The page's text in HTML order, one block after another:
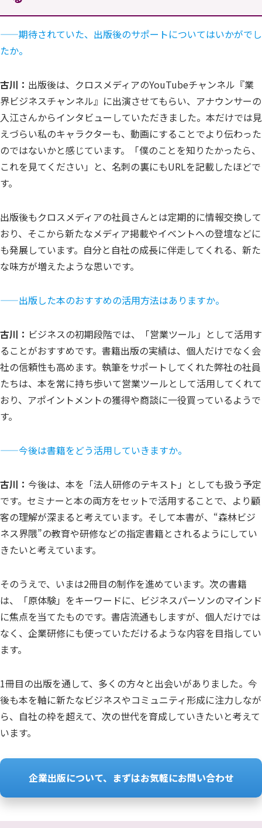
——期待されていた、出版後のサポートについてはいかがでし
たか。
古川： 出版後は、クロスメディアのYouTubeチャンネル『業
界ビジネスチャンネル』に出演させてもらい、アナウンサーの
入江さんからインタビューしていただきました。本だけでは見
えづらい私のキャラクターも、動画にすることでより伝わった
のではないかと感じています。「僕のことを知りたかったら、
これを見てください」と、名刺の裏にもURLを記載したほどで
す。
出版後もクロスメディアの社員さんとは定期的に情報交換して
おり、そこから新たなメディア掲載やイベントへの登壇などに
も発展しています。自分と自社の成長に伴走してくれる、新た
な味方が増えたような思いです。
——出版した本のおすすめの活用方法はありますか。
古川： ビジネスの初期段階では、「営業ツール」として活用す
ることがおすすめです。書籍出版の実績は、個人だけでなく会
社の信頼性も高めます。執筆をサポートしてくれた弊社の社員
たちは、本を常に持ち歩いて営業ツールとして活用してくれて
おり、アポイントメントの獲得や商談に一役買っているようで
す。
——今後は書籍をどう活用していきますか。
古川： 今後は、本を「法人研修のテキスト」としても扱う予定
です。セミナーと本の両方をセットで活用することで、より顧
客の理解が深まると考えています。そして本書が、“森林ビジ
ネス界隈”の教育や研修などの指定書籍とされるようにしてい
きたいと考えています。
そのうえで、いまは2冊目の制作を進めています。次の書籍
は、「原体験」をキーワードに、ビジネスパーソンのマインド
に焦点を当てたものです。書店流通もしますが、個人だけでは
なく、企業研修にも使っていただけるような内容を目指してい
ます。
1冊目の出版を通して、多くの方々と出会いがありました。今
後も本を軸に新たなビジネスやコミュニティ形成に注力しなが
ら、自社の枠を超えて、次の世代を育成していきたいと考えて
います。
企業出版について、まずはお気軽にお問い合わせ